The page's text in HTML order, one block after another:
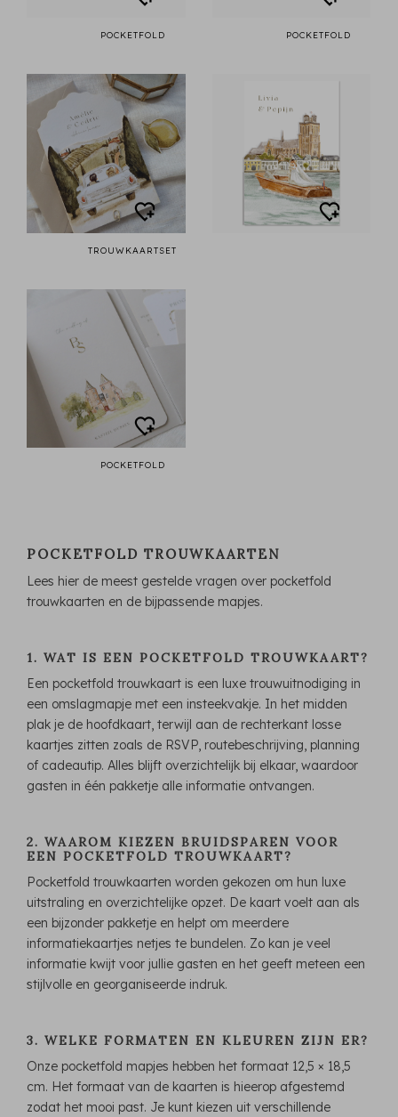
POCKETFOLD POCKETFOLD
TROUWKAARTSET
POCKETFOLD
POCKETFOLD TROUWKAARTEN
Lees hier de meest gestelde vragen over pocketfold
trouwkaarten en de bijpassende mapjes.
1. WAT IS EEN POCKETFOLD TROUWKAART?
Een pocketfold trouwkaart is een luxe trouwuitnodiging in
een omslagmapje met een insteekvakje. In het midden
plak je de hoofdkaart, terwijl aan de rechterkant losse
kaartjes zitten zoals de RSVP, routebeschrijving, planning
of cadeautip. Alles blijft overzichtelijk bij elkaar, waardoor
gasten in één pakketje alle informatie ontvangen.
2. WAAROM KIEZEN BRUIDSPAREN VOOR
EEN POCKETFOLD TROUWKAART?
Pocketfold trouwkaarten worden gekozen om hun luxe
uitstraling en overzichtelijke opzet. De kaart voelt aan als
een bijzonder pakketje en helpt om meerdere
informatiekaartjes netjes te bundelen. Zo kan je veel
informatie kwijt voor jullie gasten en het geeft meteen een
stijlvolle en georganiseerde indruk.
3. WELKE FORMATEN EN KLEUREN ZIJN ER?
Onze pocketfold mapjes hebben het formaat 12,5 × 18,5
cm. Het formaat van de kaarten is hieerop afgestemd
zodat het mooi past. Je kunt kiezen uit verschillende